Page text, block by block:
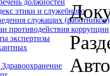
должностей
этики и служебного
служащих (работников)
противодействия коррупции
экспертизы